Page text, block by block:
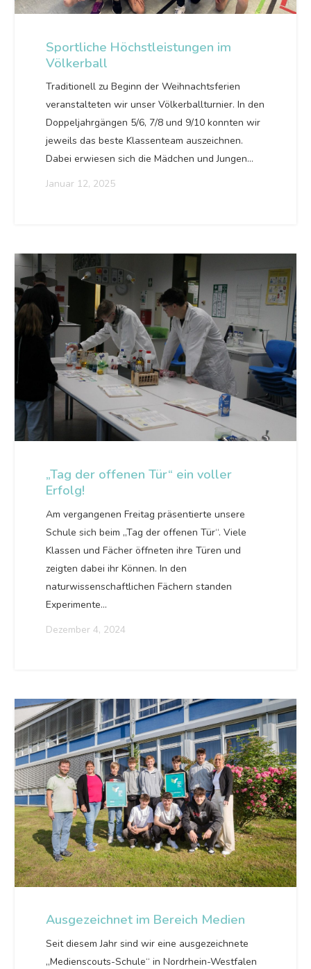
Sportliche Höchstleistungen im
Völkerball
Traditionell zu Beginn der Weihnachtsferien
veranstalteten wir unser Völkerballturnier. In den
Doppeljahrgängen 5/6, 7/8 und 9/10 konnten wir
jeweils das beste Klassenteam auszeichnen.
Dabei erwiesen sich die Mädchen und Jungen…
Januar 12, 2025
„Tag der offenen Tür“ ein voller
Erfolg!
Am vergangenen Freitag präsentierte unsere
Schule sich beim „Tag der offenen Tür“. Viele
Klassen und Fächer öffneten ihre Türen und
zeigten dabei ihr Können. In den
naturwissenschaftlichen Fächern standen
Experimente…
Dezember 4, 2024
Ausgezeichnet im Bereich Medien
Seit diesem Jahr sind wir eine ausgezeichnete
„Medienscouts-Schule“ in Nordrhein-Westfalen